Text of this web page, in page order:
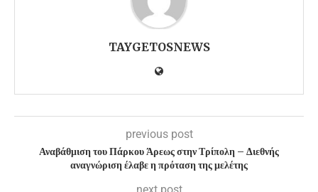
TAYGETOSNEWS
previous post
Αναβάθμιση του Πάρκου Άρεως στην Τρίπολη – Διεθνής
αναγνώριση έλαβε η πρόταση της μελέτης
next post